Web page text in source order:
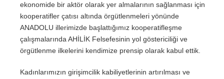
ekonomide bir aktör olarak yer almalarının sağlanması için
kooperatifler çatısı altında örgütlenmeleri yönünde
ANADOLU illerimizde başlattığımız kooperatifleşme
çalışmalarında AHİLİK Felsefesinin yol göstericiliği ve
örgütlenme ilkelerini kendimize prensip olarak kabul ettik.
Kadınlarımızın girişimcilik kabiliyetlerinin artırılması ve